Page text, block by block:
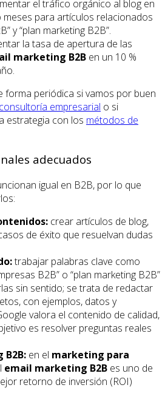
el tráfico orgánico al blog en
meses para artículos relacionados
y “plan marketing B2B”.
la tasa de apertura de las
marketing B2B en un 10 %
forma periódica si vamos por buen
consultoría empresarial o si
estrategia con los métodos de
adecuados
igual en B2B, por lo que
crear artículos de blog,
de éxito que resuelvan dudas
trabajar palabras clave como
B2B” o “plan marketing B2B”
sin sentido; se trata de redactar
con ejemplos, datos y
valora el contenido de calidad,
es resolver preguntas reales
B2B: en el marketing para
email marketing B2B es uno de
retorno de inversión (ROI)